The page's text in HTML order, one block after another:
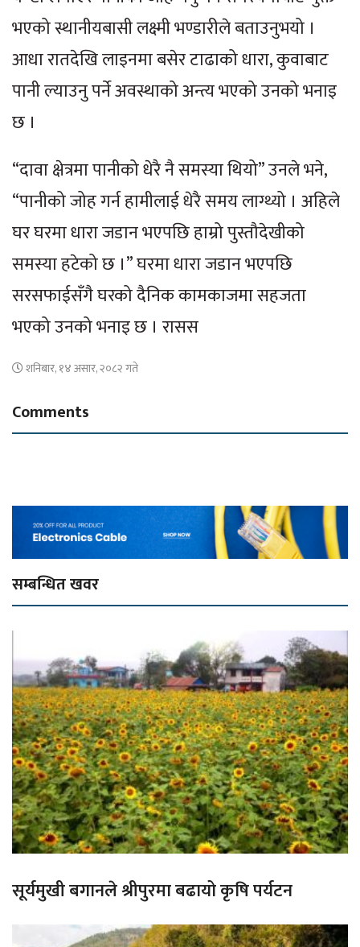
भएको स्थानीयबासी लक्ष्मी भण्डारीले बताउनुभयो ।
आधा रातदेखि लाइनमा बसेर टाढाको धारा, कुवाबाट
पानी ल्याउनु पर्ने अवस्थाको अन्त्य भएको उनको भनाइ
छ ।
“दावा क्षेत्रमा पानीको धेरै नै समस्या थियो” उनले भने,
“पानीको जोह गर्न हामीलाई धेरै समय लाग्थ्यो । अहिले
घर घरमा धारा जडान भएपछि हाम्रो पुस्तौदेखीको
समस्या हटेको छ ।” घरमा धारा जडान भएपछि
सरसफाईसँगै घरको दैनिक कामकाजमा सहजता
भएको उनको भनाइ छ । रासस
शनिबार, १४ असार, २०८२ गते
Comments
सम्बन्धित खवर
सूर्यमुखी बगानले श्रीपुरमा बढायो कृषि पर्यटन